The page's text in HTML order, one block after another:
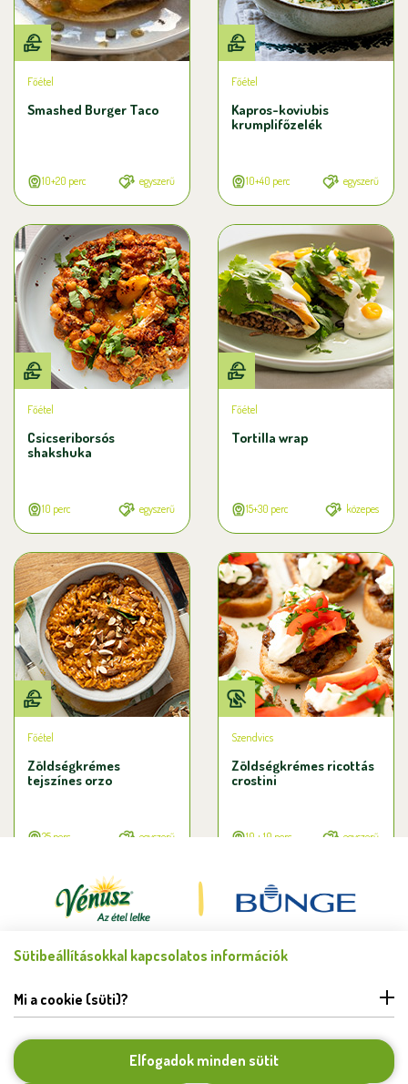
Sütibeállításokkal kapcsolatos információk
Mi a cookie (süti)?
Elfogadok minden sütit
Főétel
Smashed Burger Taco
10+20 perc egyszerű
Főétel
Kapros-koviubis
krumplifőzelék
10+40 perc egyszerű
Főétel
Csicseriborsós
shakshuka
10 perc egyszerű
Főétel
Tortilla wrap
15+30 perc közepes
Főétel
Zöldségkrémes
tejszínes orzo
25 perc egyszerű
Szendvics
Zöldségkrémes ricottás
crostini
10 + 10 perc egyszerű
Minden jog fenntartva © Bunge Zrt. 2026.
ADATKEZELÉSI TÁJÉKOZTATÓ
COOKIE BEÁLLÍTÁSOK